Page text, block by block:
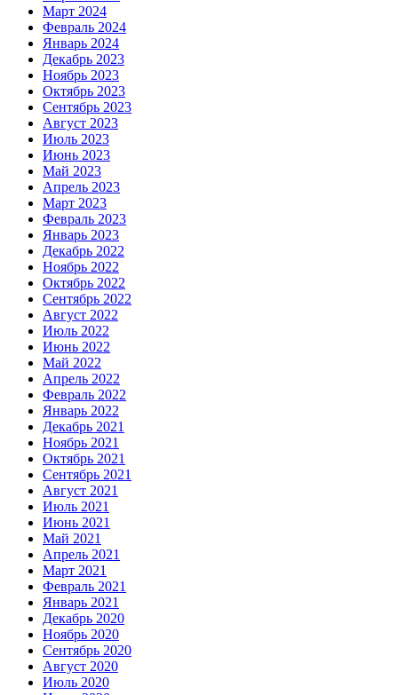
Март 2024
Февраль 2024
Январь 2024
Декабрь 2023
Ноябрь 2023
Октябрь 2023
Сентябрь 2023
Август 2023
Июль 2023
Июнь 2023
Май 2023
Апрель 2023
Март 2023
Февраль 2023
Январь 2023
Декабрь 2022
Ноябрь 2022
Октябрь 2022
Сентябрь 2022
Август 2022
Июль 2022
Июнь 2022
Май 2022
Апрель 2022
Февраль 2022
Январь 2022
Декабрь 2021
Ноябрь 2021
Октябрь 2021
Сентябрь 2021
Август 2021
Июль 2021
Июнь 2021
Май 2021
Апрель 2021
Март 2021
Февраль 2021
Январь 2021
Декабрь 2020
Ноябрь 2020
Сентябрь 2020
Август 2020
Июль 2020